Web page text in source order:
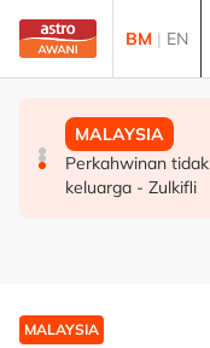
Skip to main content
BM | EN
MALAYSIA
88 Captains agih
pembangunan
MALAYSIA
Tiga tahun
Program Media
MALAYSIA
Perkahwinan
keluarga - Zulkifli
MALAYSIA